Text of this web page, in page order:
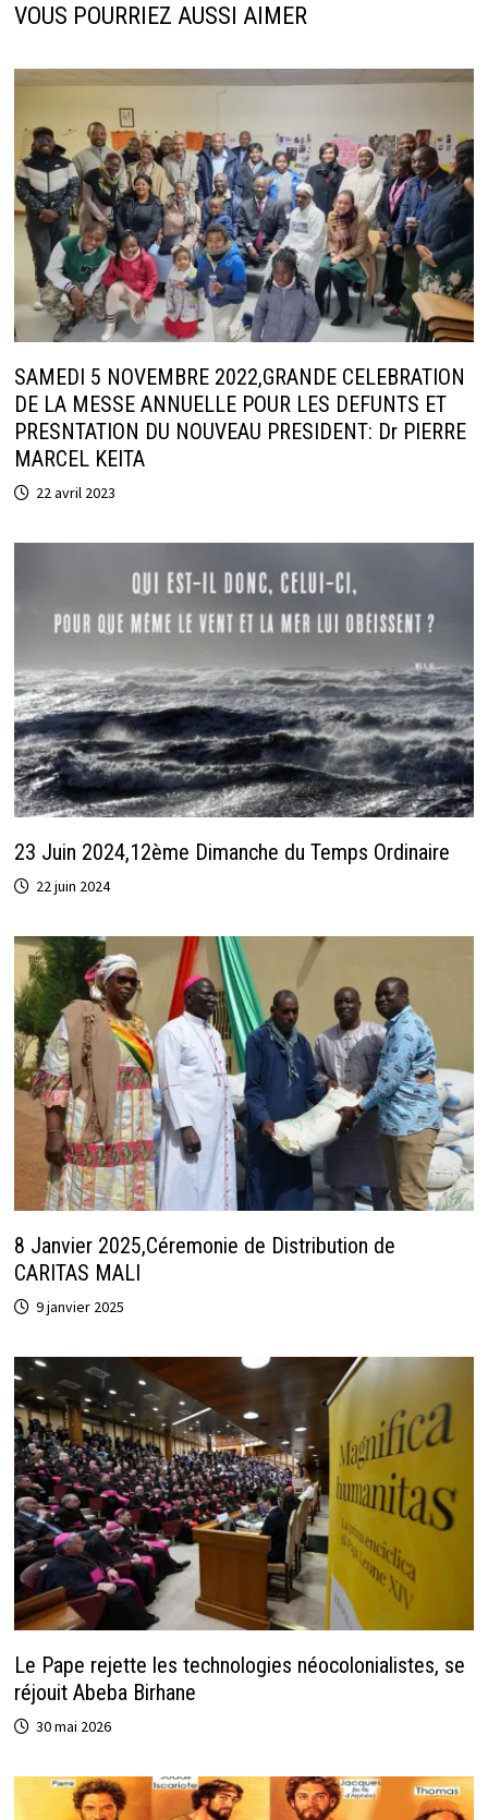
VOUS POURRIEZ AUSSI AIMER
SAMEDI 5 NOVEMBRE 2022,GRANDE CELEBRATION
DE LA MESSE ANNUELLE POUR LES DEFUNTS ET
PRESNTATION DU NOUVEAU PRESIDENT: Dr PIERRE
MARCEL KEITA
22 avril 2023
23 Juin 2024,12ème Dimanche du Temps Ordinaire
22 juin 2024
8 Janvier 2025,Céremonie de Distribution de
CARITAS MALI
9 janvier 2025
Le Pape rejette les technologies néocolonialistes, se
réjouit Abeba Birhane
30 mai 2026